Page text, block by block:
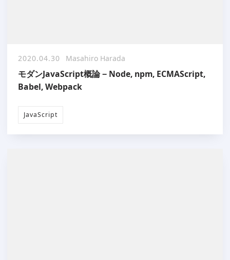
2020.04.30 Masahiro Harada
モダンJavaScript概論 − Node, npm, ECMAScript,
Babel, Webpack
JavaScript